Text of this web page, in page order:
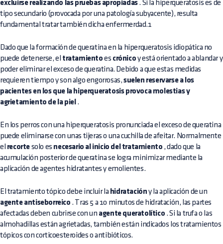
excluirse realizando las pruebas apropiadas. Si la hiperqueratosis es de
tipo secundario (provocada por una patología subyacente), resulta
fundamental tratar también dicha enfermerdad.1
Dado que la formación de queratina en la hiperqueratosis idiopática no
puede detenerse, el tratamiento es crónico y está orientado a ablandar y
poder eliminar el exceso de queratina. Debido a que estas medidas
requieren tiempo y son algo engorrosas,suelen reservarse a los
pacientes en los que la hiperqueratosis provoca molestias y
agrietamiento de la piel .
En los perros con una hiperqueratosis pronunciada el exceso de queratina
puede eliminarse con unas tijeras o una cuchilla de afeitar. Normalmente
el recorte solo es necesario al inicio del tratamiento , dado que la
acumulación posterior de queratina se logra minimizar mediante la
aplicación de agentes hidratantes y emolientes.
El tratamiento tópico debe incluir la hidratación y la aplicación de un
agente antiseborreico . Tras 5 a 10 minutos de hidratación, las partes
afectadas deben cubrirse con un agente queratolítico . Si la trufa o las
almohadillas están agrietadas, también están indicados los tratamientos
tópicos con corticoesteroides o antibióticos.